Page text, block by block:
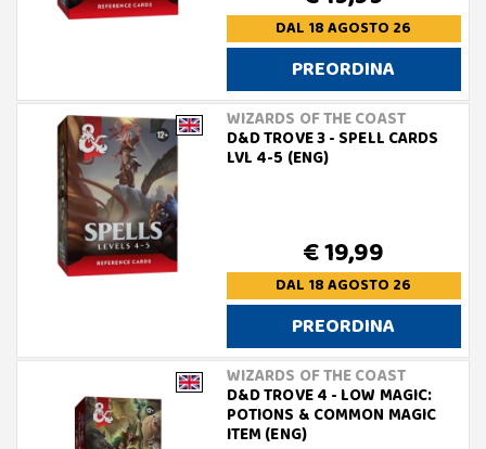
DAL 18 AGOSTO 26
PREORDINA
WIZARDS OF THE COAST
D&D TROVE 3 - SPELL CARDS
LVL 4-5 (ENG)
€ 19,99
DAL 18 AGOSTO 26
PREORDINA
WIZARDS OF THE COAST
D&D TROVE 4 - LOW MAGIC:
POTIONS & COMMON MAGIC
ITEM (ENG)